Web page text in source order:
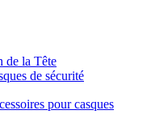
de la Tête
de sécurité
pour casques